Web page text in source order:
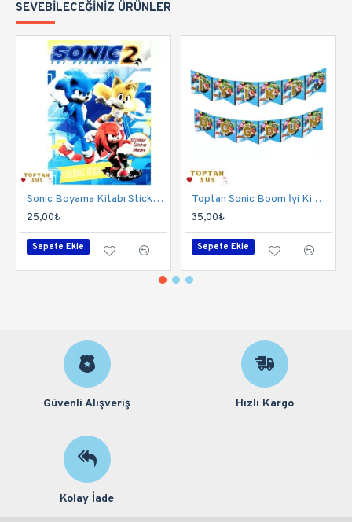
SEVEBILECEĞINIZ ÜRÜNLER
Sonic Boyama Kitabı Stickerlı (16 Sayfa)
25,00₺
Sepete Ekle
Toptan Sonic Boom İyi Ki Doğdun Banner
35,00₺
Sepete Ekle
Güvenli Alışveriş Hızlı Kargo
Kolay İade